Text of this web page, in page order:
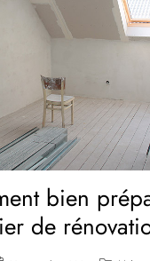
bien
de